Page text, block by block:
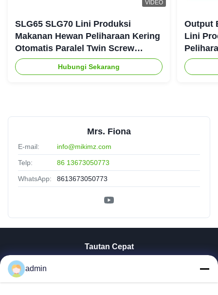
VIDEO
SLG65 SLG70 Lini Produksi
Makanan Hewan Peliharaan Kering
Otomatis Paralel Twin Screw
Extruder CE
Hubungi Sekarang
Output
Lini
Mrs. Fiona
E-mail: info@mikimz.com
Telp: 86 13673050773
WhatsApp: 8613673050773
Tautan Cepat
admin